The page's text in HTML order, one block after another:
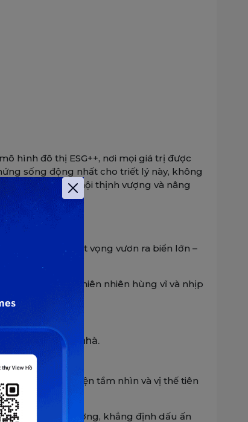
hình đô thị ESG++, nơi mọi giá trị được
sống động nhất cho triết lý này, không
đều mở ra cơ hội thịnh vượng và nâng
tượng của khát vọng vươn ra biển lớn –
giao hòa giữa thiên nhiên hùng vĩ và nhịp
vào từng mái nhà.
tiếng” thể hiện tầm nhìn và vị thế tiên
hướng ra đại dương, khẳng định dấu ấn